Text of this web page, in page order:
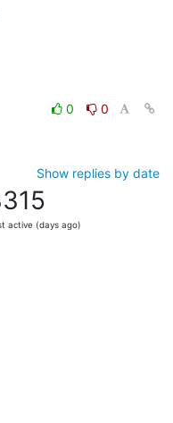
0
0
Show replies by date
active (days ago)